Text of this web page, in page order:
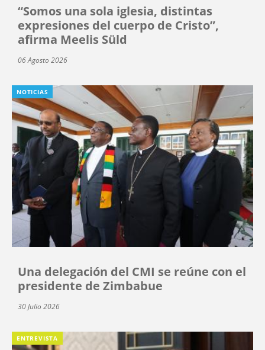
“Somos una sola iglesia, distintas
expresiones del cuerpo de Cristo”,
afirma Meelis Süld
06 Agosto 2026
NOTICIAS
Una delegación del CMI se reúne con el
presidente de Zimbabue
30 Julio 2026
ENTREVISTA